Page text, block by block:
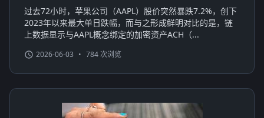
过去72小时，苹果公司（AAPL）股价突然暴跌7.2%，创下
2023年以来最大单日跌幅，而与之形成鲜明对比的是，链
上数据显示与AAPL概念绑定的加密资产ACH（...
2026-06-03 • 784 次浏览